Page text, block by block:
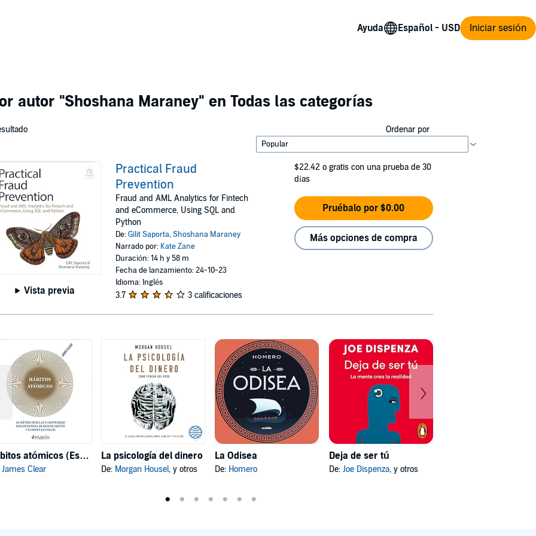
Ayuda Iniciar sesión
autor "Shoshana Maraney" en Todas las categorías
Ordenar por
Vista previa
Practical Fraud
Prevention
Fraud and AML Analytics for Fintech
and eCommerce, Using SQL and
Python
De:Gilit Saporta,Shoshana Maraney
Narrado por: Kate Zane
Duración: 14 h y 58 m
Fecha de lanzamiento: 24-10-23
Idioma: Inglés
3.7 3 calificaciones
$22.42 o gratis con una prueba de 30
días
Pruébalo por $0.00
Más opciones de compra
Hábitos atómicos (Español neutro)
James Clear
La psicología del dinero
De: Morgan Housel, y otros
La Odisea
De: Homero
Deja de ser tú
De: Joe Dispenza, y otros